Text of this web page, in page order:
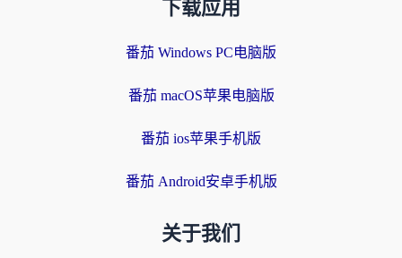
下载应用
番茄 Windows PC电脑版
番茄 macOS苹果电脑版
番茄 ios苹果手机版
番茄 Android安卓手机版
关于我们